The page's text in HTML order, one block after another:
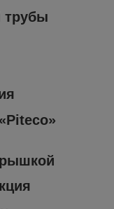
трубы